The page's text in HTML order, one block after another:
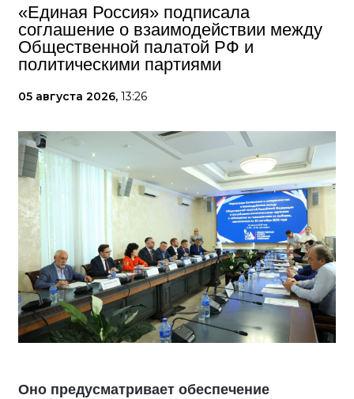
«Единая Россия» подписала
соглашение о взаимодействии между
Общественной палатой РФ и
политическими партиями
05 августа 2026, 13:26
Оно предусматривает обеспечение